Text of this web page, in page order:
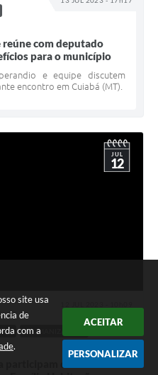
site usa
de
com a
.
ACEITAR
PERSONALIZAR
reúne com deputado
para o município
e equipe discutem
encontro em Cuiabá (MT).
JUL
12
HUMANIZAÇÃO
participam da assinatura